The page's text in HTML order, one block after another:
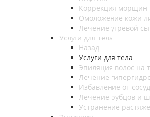
Коррекция морщин
Омоложение кожи
Лечение угревой
Услуги для тела
Назад
Услуги для тела
Эпиляция волос на
Лечение
Избавление от
Лечение рубцов и
Устранение